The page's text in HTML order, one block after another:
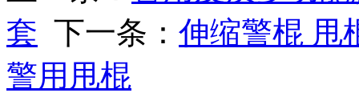
套 下一条： 伸缩警棍 甩
警用甩棍